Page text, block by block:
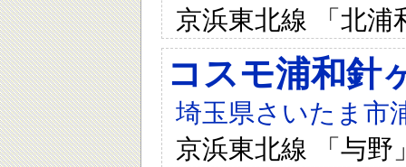
京浜東北線 「北浦
コスモ浦和針
埼玉県さいたま市
京浜東北線 「与野